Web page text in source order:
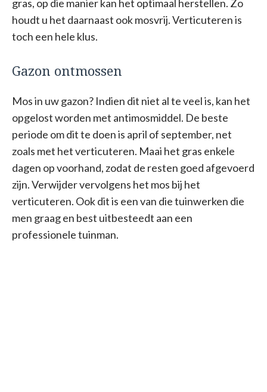
gras, op die manier kan het optimaal herstellen. Zo
houdt u het daarnaast ook mosvrij. Verticuteren is
toch een hele klus.
Gazon ontmossen
Mos in uw gazon? Indien dit niet al te veel is, kan het
opgelost worden met antimosmiddel. De beste
periode om dit te doen is april of september, net
zoals met het verticuteren. Maai het gras enkele
dagen op voorhand, zodat de resten goed afgevoerd
zijn. Verwijder vervolgens het mos bij het
verticuteren. Ook dit is een van die tuinwerken die
men graag en best uitbesteedt aan een
professionele tuinman.